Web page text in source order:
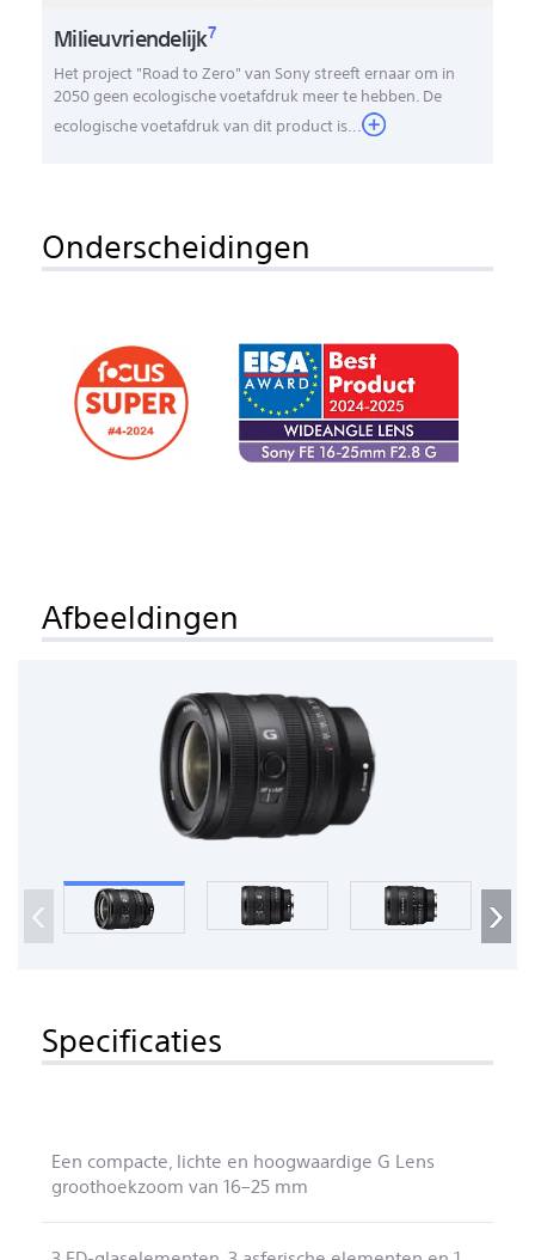
Milieuvriendelijk7
Het project "Road to Zero" van Sony streeft ernaar om in
2050 geen ecologische voetafdruk meer te hebben. De
ecologische voetafdruk van dit product is...
Onderscheidingen
Afbeeldingen
‹ ›
Specificaties
Een compacte, lichte en hoogwaardige G Lens
groothoekzoom van 16–25 mm